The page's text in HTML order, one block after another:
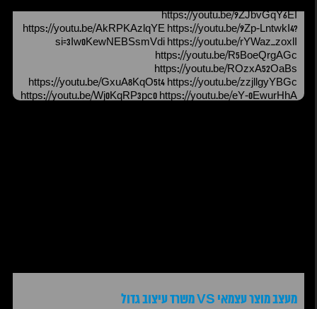
https://youtu.be/9ZJbvGqY6EI
https://youtu.be/AkRPKAzlqYE https://youtu.be/9Zp-LntwkI4?
si=3Iw0KewNEBSsmVdi https://youtu.be/rYWaz_zoxlI
https://youtu.be/R5BoeQrgAGc
https://youtu.be/ROzxA52OaBs
https://youtu.be/GxuA8KqO5t4 https://youtu.be/zzjllgyYBGc
https://youtu.be/Wj0KqRP3pc0 https://youtu.be/eY-0EwurHhA
מעצב מוצר עצמאי VS משרד עיצוב גדול